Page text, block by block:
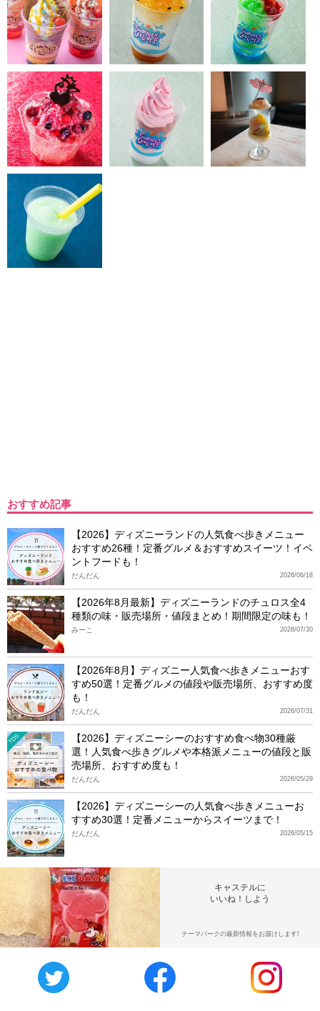
おすすめ記事
【2026】ディズニーランドの人気食べ歩きメニュー
おすすめ26種！定番グルメ＆おすすめスイーツ！イベ
ントフードも！
2026/06/18
だんだん
【2026年8月最新】ディズニーランドのチュロス全4
種類の味・販売場所・値段まとめ！期間限定の味も！
2026/07/30
みーこ
【2026年8月】ディズニー人気食べ歩きメニューおす
すめ50選！定番グルメの値段や販売場所、おすすめ度
も！
2026/07/31
だんだん
TDS
【2026】ディズニーシーのおすすめ食べ物30種厳
選！人気食べ歩きグルメや本格派メニューの値段と販
売場所、おすすめ度も！
2026/05/29
だんだん
【2026】ディズニーシーの人気食べ歩きメニューお
すすめ30選！定番メニューからスイーツまで！
2026/05/15
だんだん
キャステルに
いいね！しよう
テーマパークの最新情報をお届けします!